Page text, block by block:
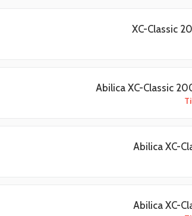
XC-Classic
Abilica XC-Classic
Abilica XC-
Abilica XC-